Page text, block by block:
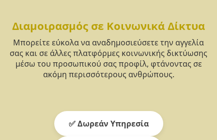
Διαμοιρασμός σε Κοινωνικά Δίκτυα
Μπορείτε εύκολα να αναδημοσιεύσετε την αγγελία
σας και σε άλλες πλατφόρμες κοινωνικής δικτύωσης
μέσω του προσωπικού σας προφίλ, φτάνοντας σε
ακόμη περισσότερους ανθρώπους.
✅ Δωρεάν Υπηρεσία